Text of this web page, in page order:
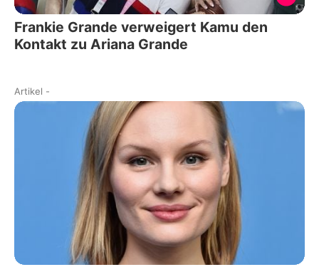
Frankie Grande verweigert Kamu den
Kontakt zu Ariana Grande
Artikel -